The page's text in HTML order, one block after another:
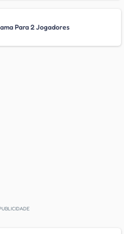
Para 2 Jogadores